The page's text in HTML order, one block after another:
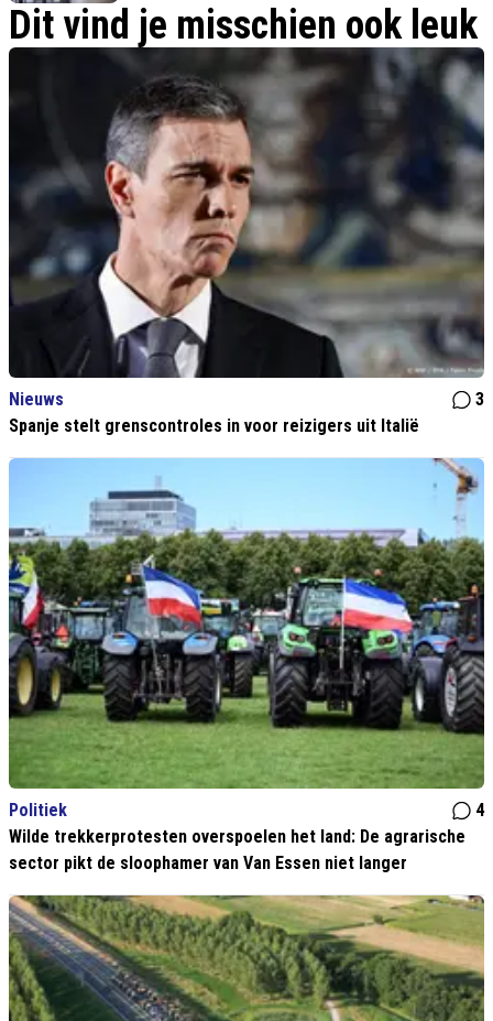
bonus
Dit vind je misschien ook leuk
Nieuws
3
Spanje stelt grenscontroles in voor reizigers uit Italië
Politiek
4
Wilde trekkerprotesten overspoelen het land: De agrarische
sector pikt de sloophamer van Van Essen niet langer